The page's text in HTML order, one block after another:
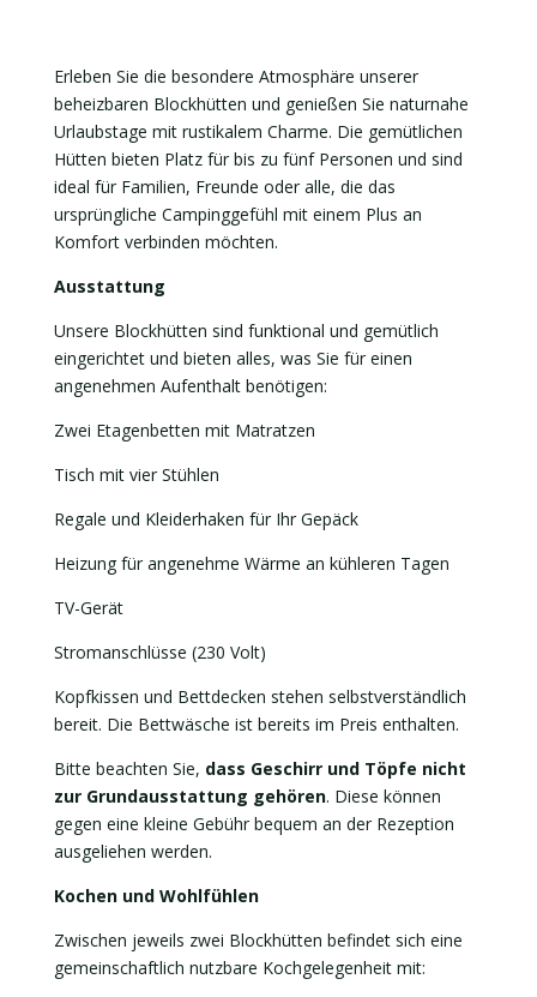
Erleben Sie die besondere Atmosphäre unserer
beheizbaren Blockhütten und genießen Sie naturnahe
Urlaubstage mit rustikalem Charme. Die gemütlichen
Hütten bieten Platz für bis zu fünf Personen und sind
ideal für Familien, Freunde oder alle, die das
ursprüngliche Campinggefühl mit einem Plus an
Komfort verbinden möchten.
Ausstattung
Unsere Blockhütten sind funktional und gemütlich
eingerichtet und bieten alles, was Sie für einen
angenehmen Aufenthalt benötigen:
Zwei Etagenbetten mit Matratzen
Tisch mit vier Stühlen
Regale und Kleiderhaken für Ihr Gepäck
Heizung für angenehme Wärme an kühleren Tagen
TV-Gerät
Stromanschlüsse (230 Volt)
Kopfkissen und Bettdecken stehen selbstverständlich
bereit. Die Bettwäsche ist bereits im Preis enthalten.
Bitte beachten Sie, dass Geschirr und Töpfe nicht
zur Grundausstattung gehören. Diese können
gegen eine kleine Gebühr bequem an der Rezeption
ausgeliehen werden.
Kochen und Wohlfühlen
Zwischen jeweils zwei Blockhütten befindet sich eine
gemeinschaftlich nutzbare Kochgelegenheit mit: